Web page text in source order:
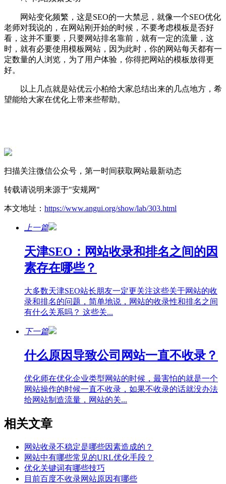
网站变化频繁，这是SEO的一大禁忌，就像一个SEO优化
老师对我说的，在网站刚开始的时候，不要考虑模板是否好
看，这并不重要，只要网站排名靠前，就有一定的流量，这
时，就有必要使用模板网站，因为此时，你的网站每天都有一
定数量的人浏览，为了用户体验，你得把网站的模板放得更
好。
以上几点就是站优云小柏给大家总结出来的几点地方，希
望能给大家在优化上带来些帮助。
扫描关注微信公众号，第一时间获取网站最新动态
转载请说明来源于"安规网"
本文地址： https://www.angui.org/show/lab/303.html
上一篇
天津SEO：网站收录和排名之间的因
素存在哪些？
大多数天津SEO站长朋友一定更关注这些关于网站的收
录和排名的问题，简单地说，网站的收录性和排名之间
有什么关系吗？ 这些关...
下一篇
什么原因导致公司网站一直不收录？
优化师在优化企业类型网站的时候，最害怕的就是一个
网站操作的时候一直不收录，如果不收录的话就没办法
给网站制造流量，网站的关...
相关文章
网站收录不稳定是哪些因素造成的？
网站中有哪些常见的URL优化手段？
优化关键词有哪些技巧
目前百度不收录网站原因有哪些